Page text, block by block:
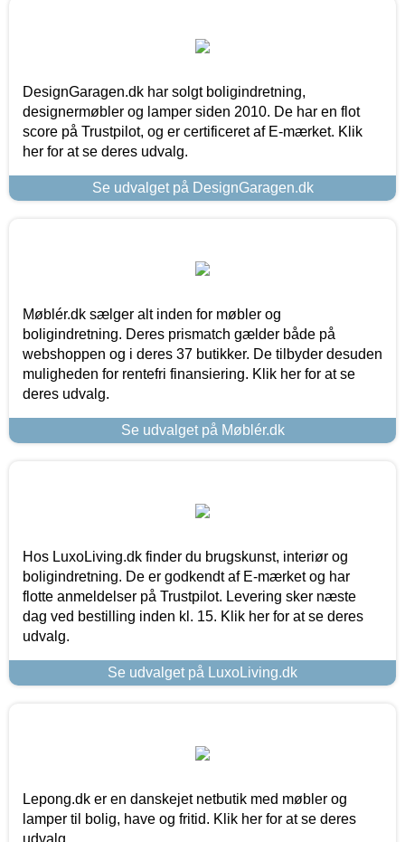
DesignGaragen.dk har solgt boligindretning,
designermøbler og lamper siden 2010. De har en flot
score på Trustpilot, og er certificeret af E-mærket. Klik
her for at se deres udvalg.
Se udvalget på DesignGaragen.dk
Møblér.dk sælger alt inden for møbler og
boligindretning. Deres prismatch gælder både på
webshoppen og i deres 37 butikker. De tilbyder desuden
muligheden for rentefri finansiering. Klik her for at se
deres udvalg.
Se udvalget på Møblér.dk
Hos LuxoLiving.dk finder du brugskunst, interiør og
boligindretning. De er godkendt af E-mærket og har
flotte anmeldelser på Trustpilot. Levering sker næste
dag ved bestilling inden kl. 15. Klik her for at se deres
udvalg.
Se udvalget på LuxoLiving.dk
Lepong.dk er en danskejet netbutik med møbler og
lamper til bolig, have og fritid. Klik her for at se deres
udvalg.